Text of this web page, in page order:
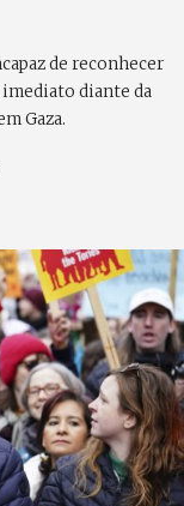
de reconhecer
imediato diante da
Gaza.